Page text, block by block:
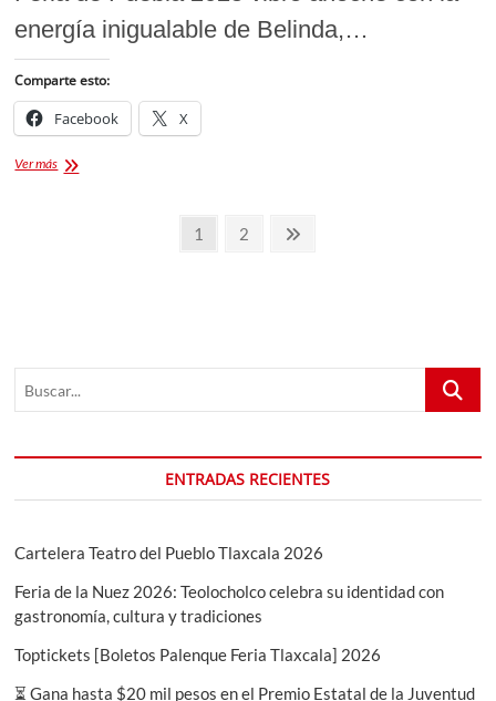
energía inigualable de Belinda,…
Comparte esto:
Facebook X
Ver másBelinda
Página
1 Página
2
Buscar...
ENTRADAS RECIENTES
Cartelera Teatro del Pueblo Tlaxcala 2026
Feria de la Nuez 2026: Teolocholco celebra su identidad con
gastronomía, cultura y tradiciones
Toptickets [Boletos Palenque Feria Tlaxcala] 2026
⏳ Gana hasta $20 mil pesos en el Premio Estatal de la Juventud